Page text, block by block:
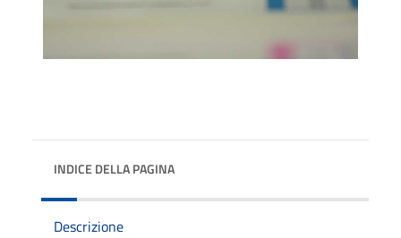
INDICE DELLA PAGINA
Descrizione